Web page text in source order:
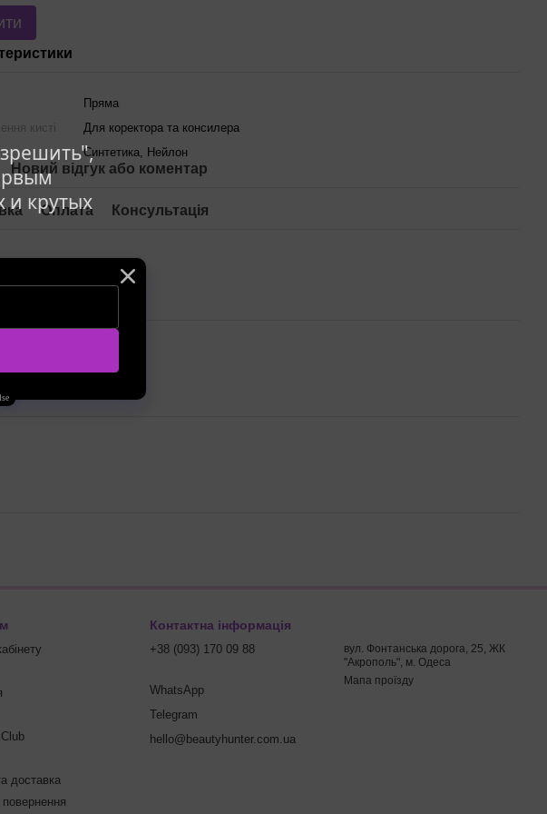
и крутых
Пряма
кисті
Для коректора та консилера
Синтетика, Нейлон
Новий відгук або коментар
Оплата Консультація
доставка
Контактна інформація
+38 (093) 170 09 88
WhatsApp
Telegram
hello@beautyhunter.com.ua
вул. Фонтанська дорога, 25, ЖК
"Акрополь", м. Одеса
Мапа проїзду